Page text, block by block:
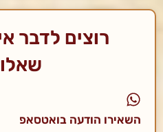
רוצים לדבר
השאירו הודעה בואטסאפ